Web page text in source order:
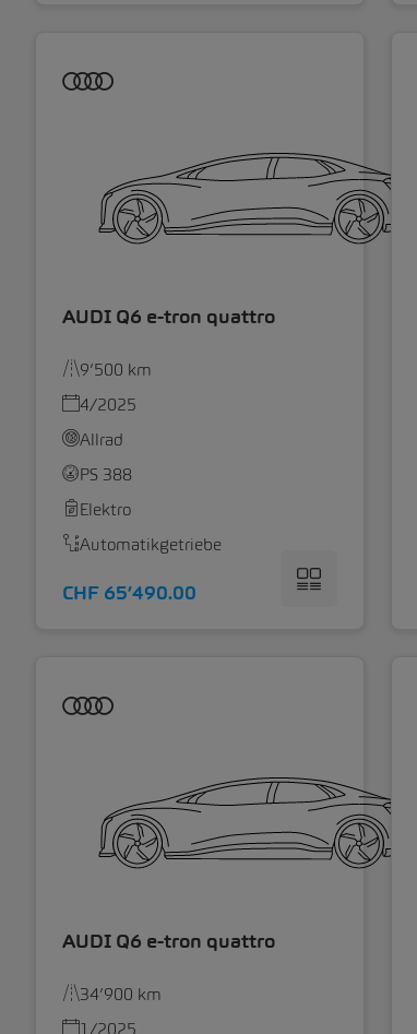
AUDI Q6 e-tron quattro
9’500 km
4/2025
Allrad
PS 388
Elektro
Automatikgetriebe
CHF 65’490.00
AUDI Q6 e-tron quattro
34’900 km
1/2025